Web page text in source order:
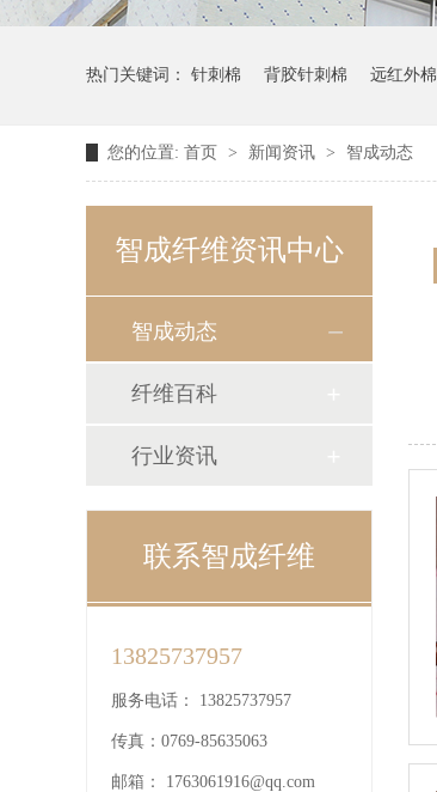
热门关键词： 针刺棉 背胶针刺棉 远红外棉
您的位置: 首页 > 新闻资讯 > 智成动态
智成纤维资讯中心
智成动态
纤维百科
行业资讯
联系智成纤维
13825737957
服务电话： 13825737957
传真： 0769-85635063
邮箱： 1763061916@qq.com